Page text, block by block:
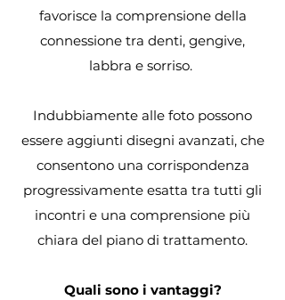
favorisce la comprensione della
connessione tra denti, gengive,
labbra e sorriso.
Indubbiamente alle foto possono
essere aggiunti disegni avanzati, che
consentono una corrispondenza
progressivamente esatta tra tutti gli
incontri e una comprensione più
chiara del piano di trattamento.
Quali sono i vantaggi?